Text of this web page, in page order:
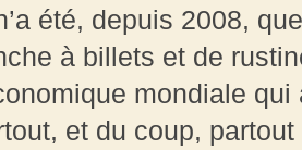
été, depuis 2008,
à billets et de
mondiale
et du coup,